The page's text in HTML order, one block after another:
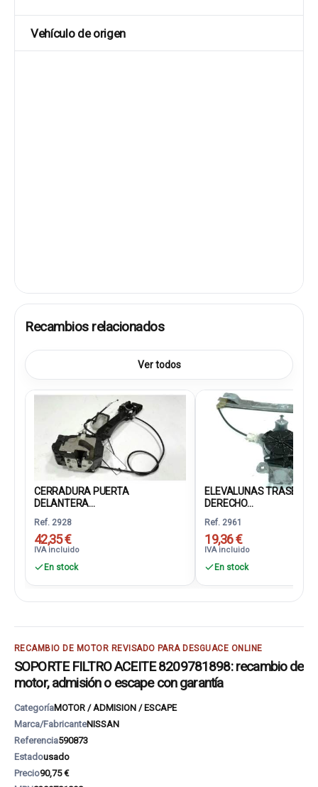
Vehículo de origen
Recambios relacionados
Ver todos
CERRADURA PUERTA
DELANTERA...
Ref. 2928
42,35 €
IVA incluido
En stock
ELEVALUNAS TRASERO
DERECHO...
Ref. 2961
19,36 €
IVA incluido
En stock
RECAMBIO DE MOTOR REVISADO PARA DESGUACE ONLINE
SOPORTE FILTRO ACEITE 8209781898: recambio de
motor, admisión o escape con garantía
CategoríaMOTOR / ADMISION / ESCAPE
Marca/FabricanteNISSAN
Referencia590873
Estadousado
Precio90,75 €